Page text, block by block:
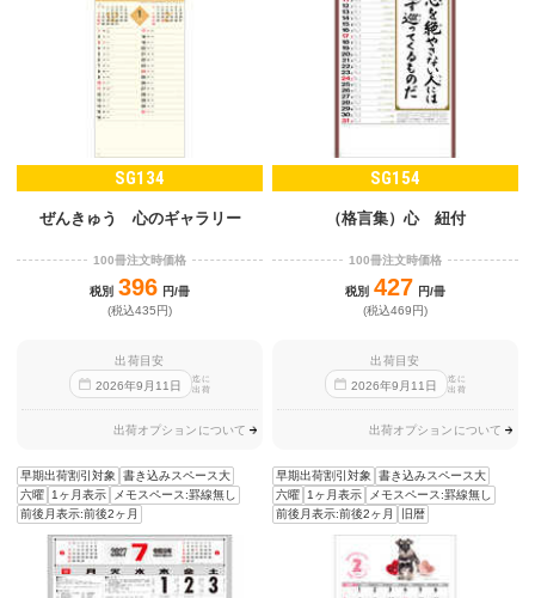
SG134
ぜんきゅう 心のギャラリー
100冊注文時価格
税別 396 円/冊
(税込435円)
出荷目安
2026年9 月11 日
迄に
出荷
出荷オプションについて
早期出荷割引対象
書き込みスペース大
六曜 1ヶ月表示
メモスペース:罫線無し
前後月表示:前後2ヶ月
SG154
（格言集）心 紐付
100冊注文時価格
税別 427 円/冊
(税込469円)
出荷目安
2026年9 月11 日
迄に
出荷
出荷オプションについて
早期出荷割引対象
書き込みスペース大
六曜 1ヶ月表示
メモスペース:罫線無し
前後月表示:前後2ヶ月
旧暦